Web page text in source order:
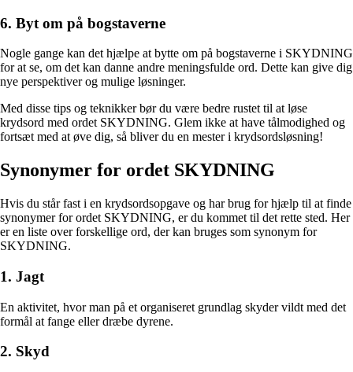
6. Byt om på bogstaverne
Nogle gange kan det hjælpe at bytte om på bogstaverne i SKYDNING
for at se, om det kan danne andre meningsfulde ord. Dette kan give dig
nye perspektiver og mulige løsninger.
Med disse tips og teknikker bør du være bedre rustet til at løse
krydsord med ordet SKYDNING. Glem ikke at have tålmodighed og
fortsæt med at øve dig, så bliver du en mester i krydsordsløsning!
Synonymer for ordet SKYDNING
Hvis du står fast i en krydsordsopgave og har brug for hjælp til at finde
synonymer for ordet SKYDNING, er du kommet til det rette sted. Her
er en liste over forskellige ord, der kan bruges som synonym for
SKYDNING.
1. Jagt
En aktivitet, hvor man på et organiseret grundlag skyder vildt med det
formål at fange eller dræbe dyrene.
2. Skyd